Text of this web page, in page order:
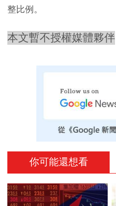
整比例。
本文暫不授權媒體夥伴
你可能還想看